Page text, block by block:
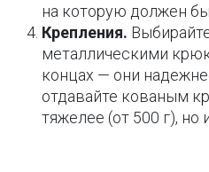
на которую должен
Крепления.
металлическими
концах — они
отдавайте кованым
тяжелее (от 500 г), но